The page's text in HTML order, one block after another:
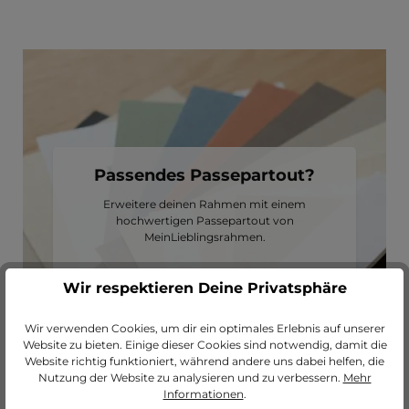
Passendes Passepartout?
Erweitere deinen Rahmen mit einem
hochwertigen Passepartout von
MeinLieblingsrahmen.
zu unseren Passepartouts
Wir respektieren Deine Privatsphäre
Wir verwenden Cookies, um dir ein optimales Erlebnis auf unserer
Website zu bieten. Einige dieser Cookies sind notwendig, damit die
Website richtig funktioniert, während andere uns dabei helfen, die
Nutzung der Website zu analysieren und zu verbessern. Mehr
Informationen.